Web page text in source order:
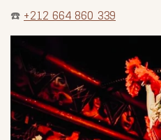
☎️ +212 664 860 339